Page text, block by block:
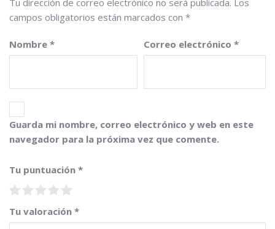
Tu dirección de correo electrónico no será publicada. Los
campos obligatorios están marcados con *
Nombre * Correo electrónico *
Guarda mi nombre, correo electrónico y web en este
navegador para la próxima vez que comente.
Tu puntuación *
Tu valoración *